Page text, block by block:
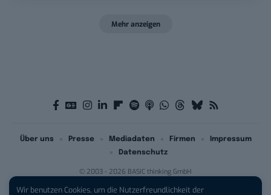
Wir benutzen Cookies, um die Nutzerfreundlichkeit der
Mehr anzeigen
© 2003 - 2026 BASIC thinking GmbH
Über uns Presse Mediadaten Firmen
Impressum
Datenschutz